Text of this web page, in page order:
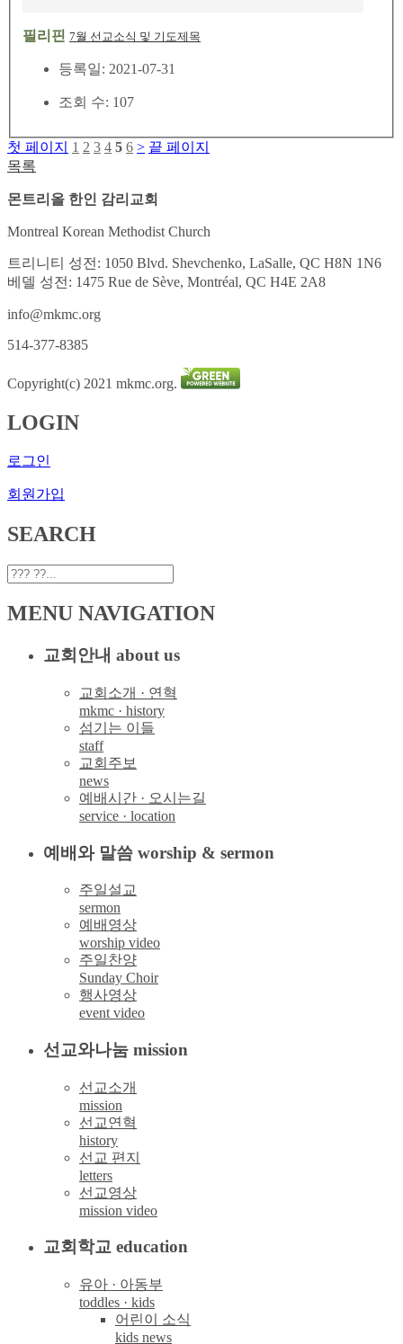
필리핀 7월 선교소식 및 기도제목
등록일: 2021-07-31
조회 수: 107
첫 페이지 1 2 3 4 5 6 > 끝 페이지
목록
몬트리올 한인 감리교회
Montreal Korean Methodist Church
트리니티 성전: 1050 Blvd. Shevchenko, LaSalle, QC H8N 1N6
베델 성전: 1475 Rue de Sève, Montréal, QC H4E 2A8
info@mkmc.org
514-377-8385
Copyright(c) 2021 mkmc.org.
LOGIN
로그인
회원가입
SEARCH
MENU NAVIGATION
교회안내 about us
교회소개 · 연혁
mkmc · history
섬기는 이들
staff
교회주보
news
예배시간 · 오시는길
service · location
예배와 말씀 worship & sermon
주일설교
sermon
예배영상
worship video
주일찬양
Sunday Choir
행사영상
event video
선교와나눔 mission
선교소개
mission
선교연혁
history
선교 편지
letters
선교영상
mission video
교회학교 education
유아 · 아동부
toddles · kids
어린이 소식
kids news